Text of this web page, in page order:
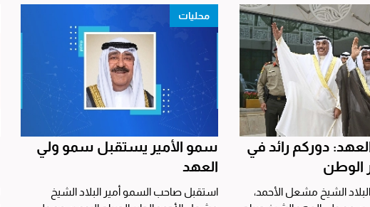
العهد: دوركم رائد في
الوطن
الشيخ مشعل الأحمد،
محليات
سمو الأمير يستقبل سمو ولي
العهد
استقبل صاحب السمو أمير البلاد الشيخ